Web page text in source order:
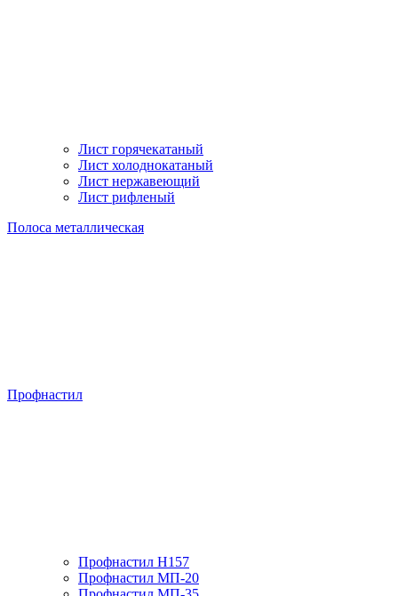
Лист горячекатаный
Лист холоднокатаный
Лист нержавеющий
Лист рифленый
Полоса металлическая
Профнастил
Профнастил H157
Профнастил МП-20